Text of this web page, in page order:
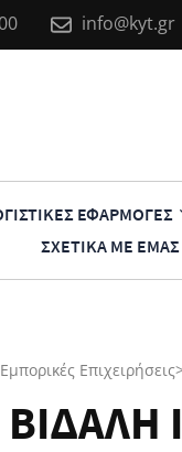
info@kyt.gr
ΕΦΑΡΜΟΓΕΣ
ΣΧΕΤΙΚΑ ΜΕ ΕΜΑΣ
Εμπορικές Επιχειρήσεις
ΒΙΔΑΛΗ